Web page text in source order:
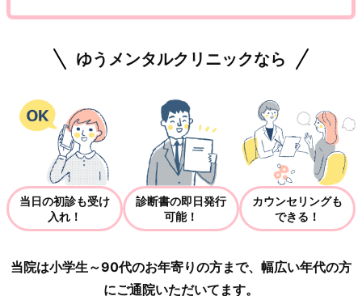
ゆうメンタルクリニックなら
当日の初診も受け
入れ！
診断書の即日発行
可能！
カウンセリングも
できる！
当院は小学生～90代のお年寄りの方まで、幅広い年代の方
にご通院いただいてます。